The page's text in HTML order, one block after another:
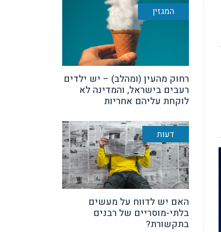
המגזין
רחוק מהעין (ומהלב) – יש ילדים
רעבים בישראל, והמדינה לא
לוקחת עליהם אחריות
דעות
האם יש לדווח על מעשים
בלתי-מוסריים של רבנים
בתקשורת?